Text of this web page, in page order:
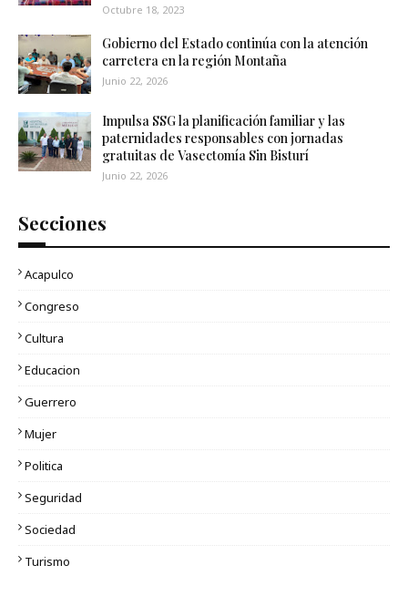
Octubre 18, 2023
Gobierno del Estado continúa con la atención
carretera en la región Montaña
Junio 22, 2026
Impulsa SSG la planificación familiar y las
paternidades responsables con jornadas
gratuitas de Vasectomía Sin Bisturí
Junio 22, 2026
Secciones
Acapulco
Congreso
Cultura
Educacion
Guerrero
Mujer
Politica
Seguridad
Sociedad
Turismo